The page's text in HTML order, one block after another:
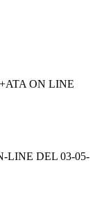
ON LINE
LINE DEL 03-05-